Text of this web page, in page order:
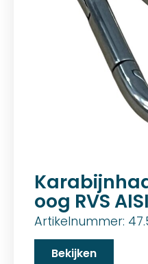
oog RVS
Artikelnummer:
Bekijken